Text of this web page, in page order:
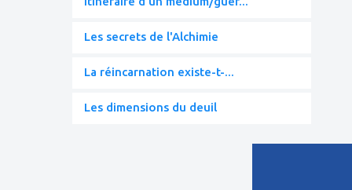
Les secrets de l'Alchimie
La réincarnation existe-t-...
Les dimensions du deuil